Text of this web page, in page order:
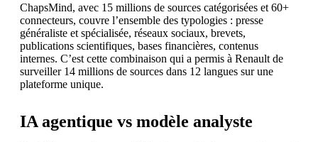
ChapsMind, avec 15 millions de sources catégorisées et 60+
connecteurs, couvre l’ensemble des typologies : presse
généraliste et spécialisée, réseaux sociaux, brevets,
publications scientifiques, bases financières, contenus
internes. C’est cette combinaison qui a permis à Renault de
surveiller 14 millions de sources dans 12 langues sur une
plateforme unique.
IA agentique vs modèle analyste